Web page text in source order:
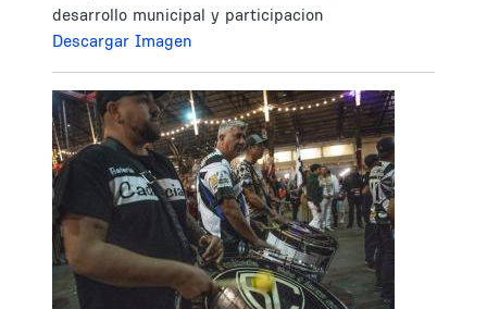
desarrollo municipal y participacion
Descargar Imagen